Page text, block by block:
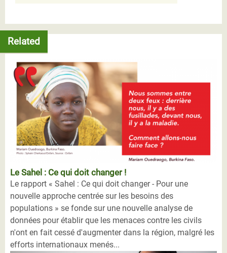
Related
Le Sahel : Ce qui doit changer !
Le rapport « Sahel : Ce qui doit changer - Pour une
nouvelle approche centrée sur les besoins des
populations » se fonde sur une nouvelle analyse de
données pour établir que les menaces contre les civils
n'ont en fait cessé d'augmenter dans la région, malgré les
efforts internationaux menés...